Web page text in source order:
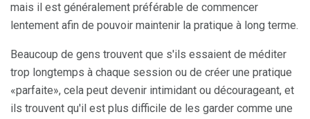
mais il est généralement préférable de commencer
lentement afin de pouvoir maintenir la pratique à long terme.
Beaucoup de gens trouvent que s'ils essaient de méditer
trop longtemps à chaque session ou de créer une pratique
«parfaite», cela peut devenir intimidant ou décourageant, et
ils trouvent qu'il est plus difficile de les garder comme une